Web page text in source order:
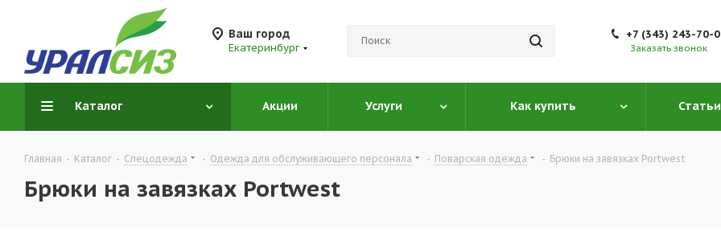
Ваш город
Екатеринбург
+7 (343) 243-70-
Заказать звонок
Каталог Акции Услуги Как купить Статьи
Главная - Каталог - Спецодежда - Одежда для обслуживающего персонала - Поварская одежда - Брюки на завязках Portwest
Брюки на завязках Portwest